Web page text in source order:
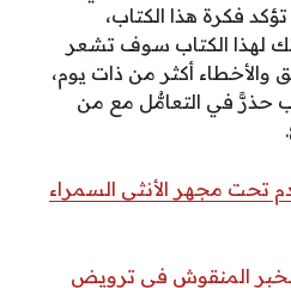
فكرة هذا الكتاب،
لهذا الكتاب سوف تشعر
والأخطاء أكثر من ذات يوم،
حذرًّ في التعامُّل مع من
تحت مجهر الأنثى السمراء
المنقوش في ترويض